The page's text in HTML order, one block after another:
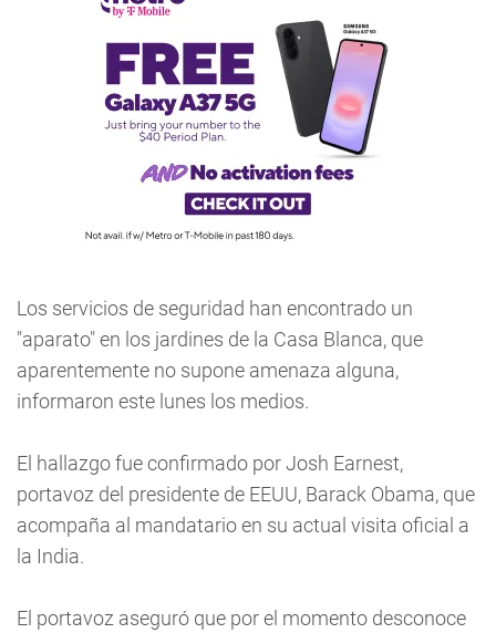
Los servicios de seguridad han encontrado un
"aparato" en los jardines de la Casa Blanca, que
aparentemente no supone amenaza alguna,
informaron este lunes los medios.
El hallazgo fue confirmado por Josh Earnest,
portavoz del presidente de EEUU, Barack Obama, que
acompaña al mandatario en su actual visita oficial a
la India.
El portavoz aseguró que por el momento desconoce